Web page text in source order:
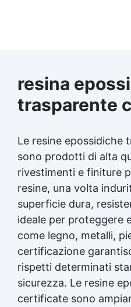
resina
trasparente
Le resine epossidiche
sono prodotti di alta
rivestimenti e finiture
resine, una volta
superficie dura,
ideale per proteggere
come legno, metalli,
certificazione
rispetti determinati
sicurezza. Le resine
certificate sono